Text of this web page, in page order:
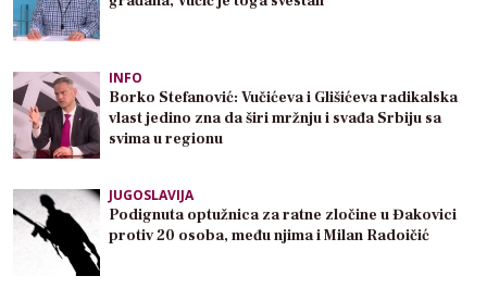
INFO
Borko Stefanović: Vučićeva i Glišićeva radikalska
vlast jedino zna da širi mržnju i svađa Srbiju sa
svima u regionu
JUGOSLAVIJA
Podignuta optužnica za ratne zločine u Đakovici
protiv 20 osoba, među njima i Milan Radoičić